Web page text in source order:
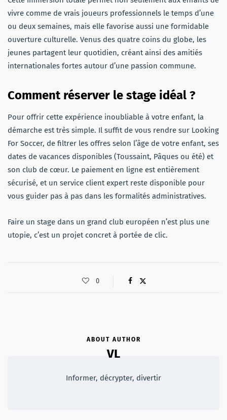
vivre comme de vrais joueurs professionnels le temps d’une
ou deux semaines, mais elle favorise aussi une formidable
ouverture culturelle. Venus des quatre coins du globe, les
jeunes partagent leur quotidien, créant ainsi des amitiés
internationales fortes autour d’une passion commune.
Comment réserver le stage idéal ?
Pour offrir cette expérience inoubliable à votre enfant, la
démarche est très simple. Il suffit de vous rendre sur Looking
For Soccer, de filtrer les offres selon l’âge de votre enfant, ses
dates de vacances disponibles (Toussaint, Pâques ou été) et
son club de cœur. Le paiement en ligne est entièrement
sécurisé, et un service client expert reste disponible pour
vous guider pas à pas dans les formalités administratives.
Faire un stage dans un grand club européen n’est plus une
utopie, c’est un projet concret à portée de clic.
0
ABOUT AUTHOR
VL
Informer, décrypter, divertir